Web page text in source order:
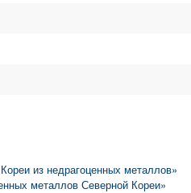
из недрагоценных металлов»
металлов Северной Кореи»